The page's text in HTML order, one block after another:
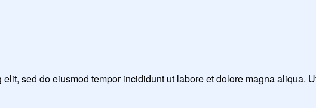
sed do eiusmod tempor incididunt ut labore et dolore magna aliqua.